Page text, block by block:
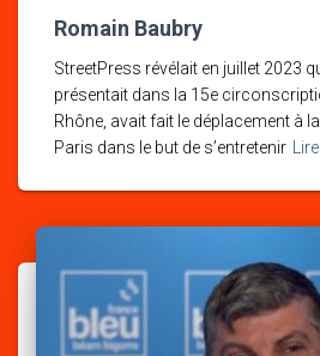
Romain Baubry
StreetPress révélait en juillet 2023
présentait dans la 15e
Rhône, avait fait le déplacement à
Paris dans le but de s’entretenir